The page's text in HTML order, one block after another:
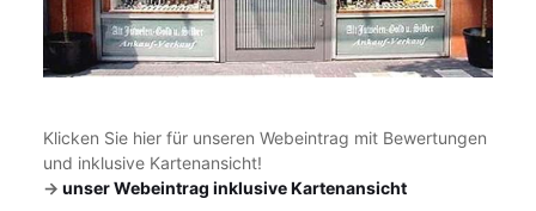
Klicken Sie hier für unseren Webeintrag mit Bewertungen
und inklusive Kartenansicht!
-> unser Webeintrag inklusive Kartenansicht